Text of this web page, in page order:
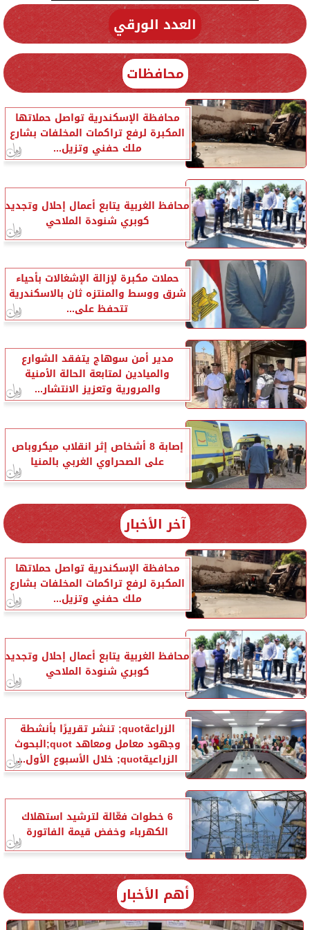
العدد الورقي
محافظات
محافظة الإسكندرية تواصل حملاتها
المكبرة لرفع تراكمات المخلفات بشارع
ملك حفني وتزيل...
محافظ الغربية يتابع أعمال إحلال وتجديد
كوبري شنودة الملاحي
حملات مكبرة لإزالة الإشغالات بأحياء
شرق ووسط والمنتزه ثان بالاسكندرية
تتحفظ على...
مدير أمن سوهاج يتفقد الشوارع
والميادين لمتابعة الحالة الأمنية
والمرورية وتعزيز الانتشار...
إصابة 8 أشخاص إثر انقلاب ميكروباص
على الصحراوي الغربي بالمنيا
آخر الأخبار
محافظة الإسكندرية تواصل حملاتها
المكبرة لرفع تراكمات المخلفات بشارع
ملك حفني وتزيل...
محافظ الغربية يتابع أعمال إحلال وتجديد
كوبري شنودة الملاحي
الزراعةquot; تنشر تقريرًا بأنشطة
وجهود معامل ومعاهد quot;البحوث
الزراعيةquot; خلال الأسبوع الأول...
6 خطوات فعّالة لترشيد استهلاك
الكهرباء وخفض قيمة الفاتورة
أهم الأخبار